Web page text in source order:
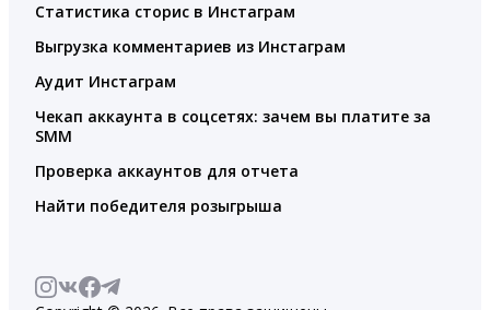
Статистика сторис в Инстаграм
Выгрузка комментариев из Инстаграм
Аудит Инстаграм
Чекап аккаунта в соцсетях: зачем вы платите за
SMM
Проверка аккаунтов для отчета
Найти победителя розыгрыша